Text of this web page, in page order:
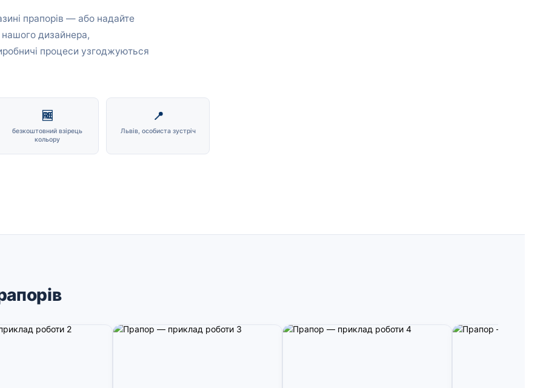
прапорів — або надайте
дизайнера,
процеси узгоджуються
🆓
безкоштовний взірець
кольору
📍
Львів, особиста зустріч